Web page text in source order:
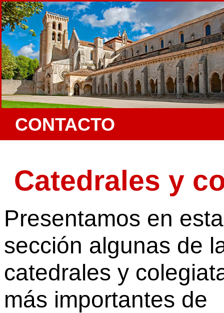
CONTACTO
Catedrales y
Presentamos en esta
sección algunas de
catedrales y
más importantes de